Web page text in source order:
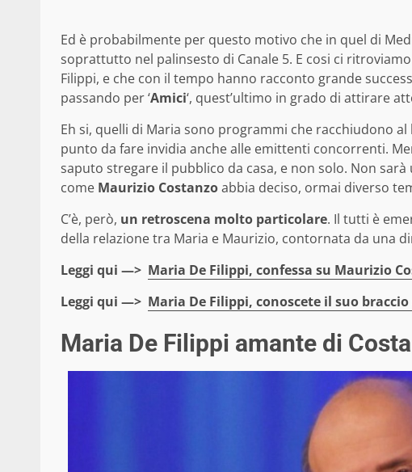
Ed è probabilmente per questo motivo che in quel di
soprattutto nel palinsesto di Canale 5. E cosi ci
Filippi, e che con il tempo hanno racconto grande
passando per ‘Amici‘, quest’ultimo in grado di attirare
Eh si, quelli di Maria sono programmi che racchiudono
punto da fare invidia anche alle emittenti concorrenti.
saputo stregare il pubblico da casa, e non solo. Non
come Maurizio Costanzoabbia deciso, ormai diverso
C’è, però, un retroscena molto particolare. Il tutti è
della relazione tra Maria e Maurizio, contornata da una
Leggi qui —> Maria De Filippi, confessa su Maurizio
Leggi qui —> Maria De Filippi, conoscete il suo
Maria De Filippi amante di